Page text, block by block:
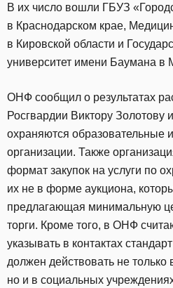
В их число вошли ГБУЗ
в Краснодарском крае,
в Кировской области и
университет имени Баумана в
ОНФ сообщил о результатах
Росгвардии Виктору Золотову
охраняются образовательные
организации. Также
формат закупок на услуги по
их не в форме аукциона,
предлагающая минимальную
торги. Кроме того, в ОНФ
указывать в контактах
должен действовать не только
но и в социальных